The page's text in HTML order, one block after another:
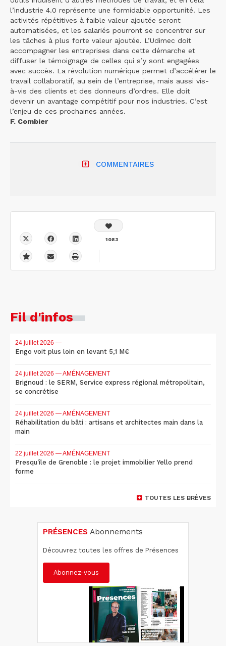
l’industrie 4.0 représente une formidable opportunité. Les
activités répétitives à faible valeur ajoutée seront
automatisées, et les salariés pourront se concentrer sur
les tâches à plus forte valeur ajoutée. L’Udimec doit
accompagner les entreprises dans cette démarche et
diffuser le témoignage de celles qui s’y sont engagées
avec succès. La révolution numérique permet d’accélérer le
travail collaboratif, au sein de l’entreprise, mais aussi vis-
à-vis des clients et des donneurs d’ordres. Elle doit
devenir un avantage compétitif pour nos industries. C’est
l’enjeu de ces prochaines années.
F. Combier
COMMENTAIRES
1083
Fil d'infos
24 juillet 2026 —
Engo voit plus loin en levant 5,1 M€
24 juillet 2026 — AMÉNAGEMENT
Brignoud : le SERM, Service express régional métropolitain,
se concrétise
24 juillet 2026 — AMÉNAGEMENT
Réhabilitation du bâti : artisans et architectes main dans la
main
22 juillet 2026 — AMÉNAGEMENT
Presqu'île de Grenoble : le projet immobilier Yello prend
forme
TOUTES LES BRÈVES
PRÉSENCES Abonnements
Découvrez toutes les offres de Présences
Abonnez-vous